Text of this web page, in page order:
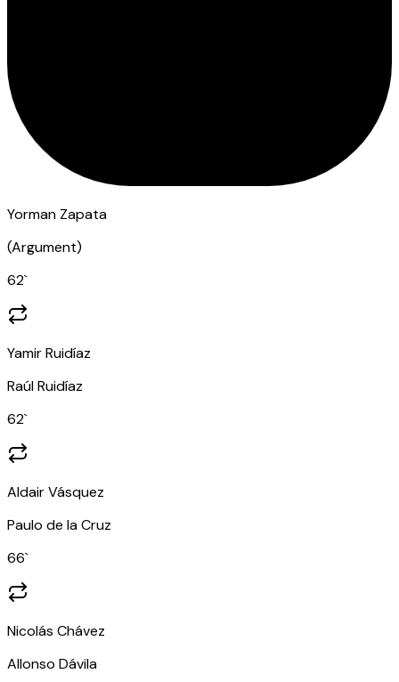
Yorman Zapata
(Argument)
62`
Yamir Ruidíaz
Raúl Ruidíaz
62`
Aldair Vásquez
Paulo de la Cruz
66`
Nicolás Chávez
Allonso Dávila